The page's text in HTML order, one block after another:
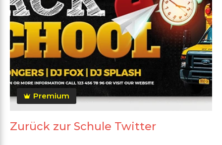
Premium
Zurück zur Schule Twitter